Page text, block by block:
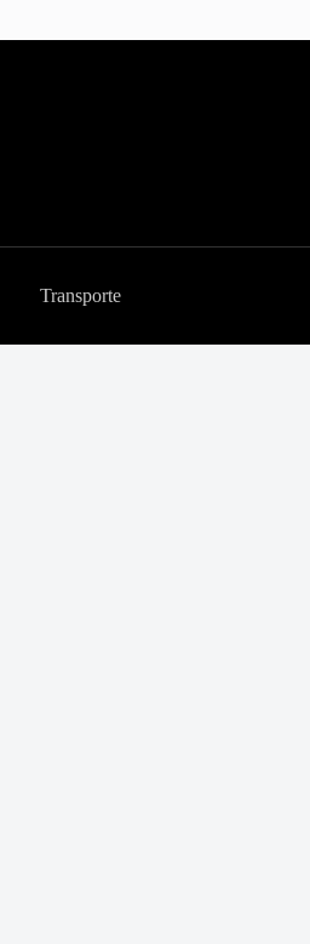
Transporte